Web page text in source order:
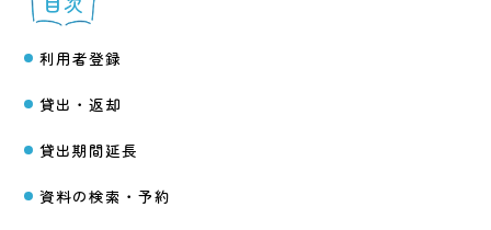
利用者登録
貸出・返却
貸出期間延長
資料の検索・予約